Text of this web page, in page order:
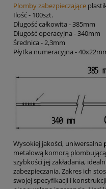
Plomby zabezpieczające
Ilość - 100szt.
Długość całkowita - 385mm
Długość operacyjna - 340mm
Średnica - 2,3mm
Płytka numeracyjna -
Wysokiej jakości, uniwersalna
metalową komorą
szybkości jej zakładania,
zabezpieczania. Zakres ich
swojej specyfikacji i